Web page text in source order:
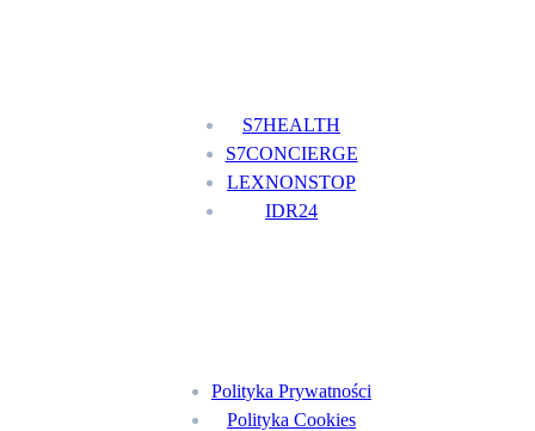
S7HEALTH
S7CONCIERGE
LEXNONSTOP
IDR24
Polityka Prywatności
Polityka Cookies